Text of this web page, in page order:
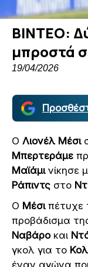
ΒΙΝΤΕΟ:
μπροστά
19/04/2026
Ο Λιονέλ Μέσι
Μπερτεράμε
Μαϊάμινίκησε
Ράπιντς στο
Ο Μέσιπέτυχε
προβάδισμα
Ναβάρο και
γκολ για το